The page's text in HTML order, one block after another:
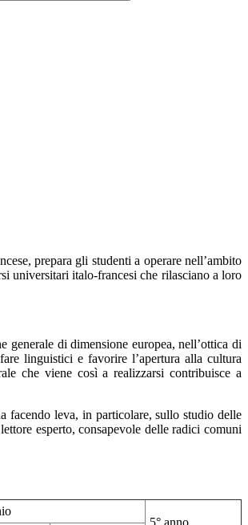
prepara gli studenti a operare nell’ambito
universitari italo-francesi che rilasciano a loro
di dimensione europea, nell’ottica di
linguistici e favorire l’apertura alla cultura
che viene così a realizzarsi contribuisce a
facendo leva, in particolare, sullo studio delle
esperto, consapevole delle radici comuni